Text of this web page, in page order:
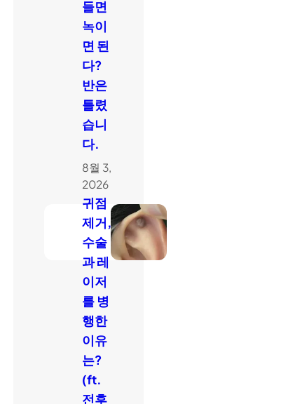
들면
녹이
면 된
다?
반은
틀렸
습니
다.
8월 3,
2026
귀점
제거,
수술
과 레
이저
를 병
행한
이유
는?
(ft.
전후